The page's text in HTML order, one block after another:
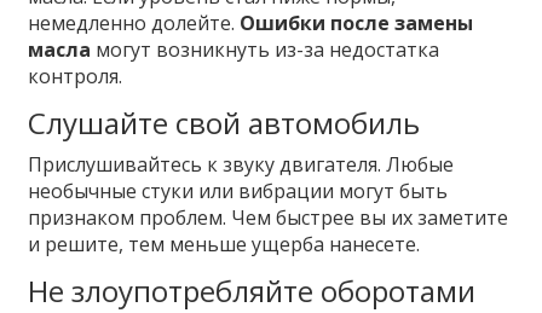
немедленно долейте. Ошибки после замены
масла могут возникнуть из-за недостатка
контроля.
Слушайте свой автомобиль
Прислушивайтесь к звуку двигателя. Любые
необычные стуки или вибрации могут быть
признаком проблем. Чем быстрее вы их заметите
и решите, тем меньше ущерба нанесете.
Не злоупотребляйте оборотами